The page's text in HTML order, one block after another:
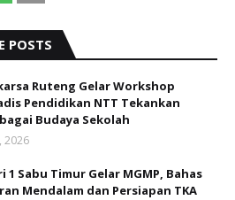
POSTS
Ruteng Gelar Workshop
Pendidikan NTT Tekankan
Budaya Sekolah
2026
1 Sabu Timur Gelar MGMP, Bahas
Mendalam dan Persiapan TKA